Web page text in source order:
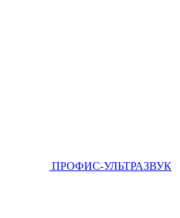
ПРОФИС-УЛЬТРАЗВУК